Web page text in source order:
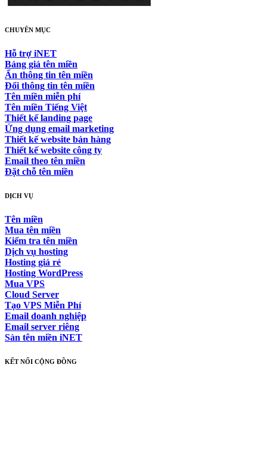
CHUYÊN MỤC
Hỗ trợ iNET
Bảng giá tên miền
Ẩn thông tin tên miền
Đổi thông tin tên miền
Tên miền miễn phí
Tên miền Tiếng Việt
Thiết kế landing page
Ứng dụng email marketing
Thiết kế website bán hàng
Thiết kế website công ty
Email theo tên miền
Đặt chỗ tên miền
DỊCH VỤ
Tên miền
Mua tên miền
Kiểm tra tên miền
Dịch vụ hosting
Hosting giá rẻ
Hosting WordPress
Mua VPS
Cloud Server
Tạo VPS Miễn Phí
Email doanh nghiệp
Email server riêng
Sàn tên miền iNET
KẾT NỐI CỘNG ĐỒNG